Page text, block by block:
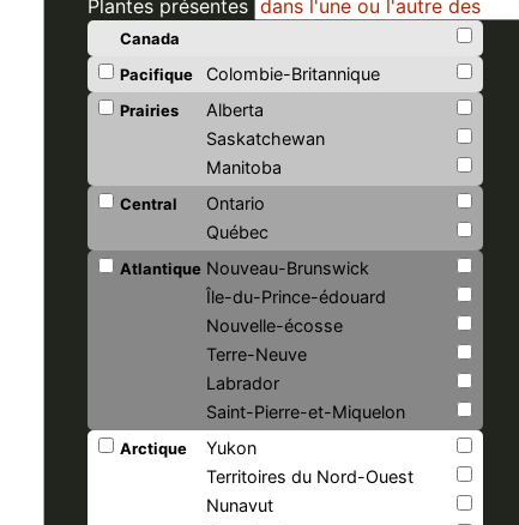
Plantes présentes
Canada
Pacifique
Colombie-Britannique
Prairies
Alberta
Saskatchewan
Manitoba
Central
Ontario
Québec
Atlantique Nouveau-Brunswick
Île-du-Prince-édouard
Nouvelle-écosse
Terre-Neuve
Labrador
Saint-Pierre-et-Miquelon
Arctique
Yukon
Territoires du Nord-Ouest
Nunavut